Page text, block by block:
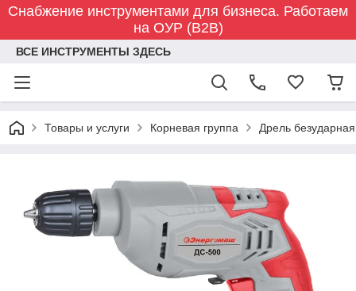
Снабжение инструментами для бизнеса. Работаем
на ОУР (B2B)
ВСЕ ИНСТРУМЕНТЫ ЗДЕСЬ
Товары и услуги Корневая группа Дрель